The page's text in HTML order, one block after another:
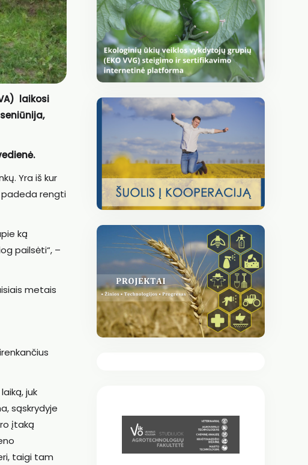
laikosi
Yra iš kur
padeda rengti
ką
pailsėti“, –
metais
juk
sąskrydyje
įtaką
taigi tam